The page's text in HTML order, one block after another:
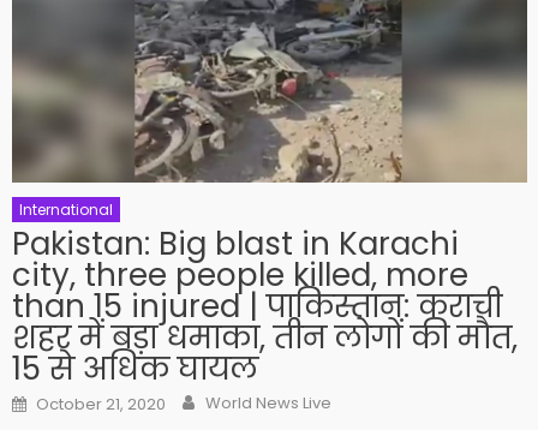
International
Pakistan: Big blast in Karachi
city, three people killed, more
than 15 injured | पाकिस्तान: कराची
शहर में बड़ा धमाका, तीन लोगों की मौत,
15 से अधिक घायल
Posted on
October 21, 2020 Author
World News Live